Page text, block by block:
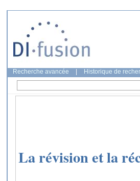
Recherche avancée Historique de
La révision et la